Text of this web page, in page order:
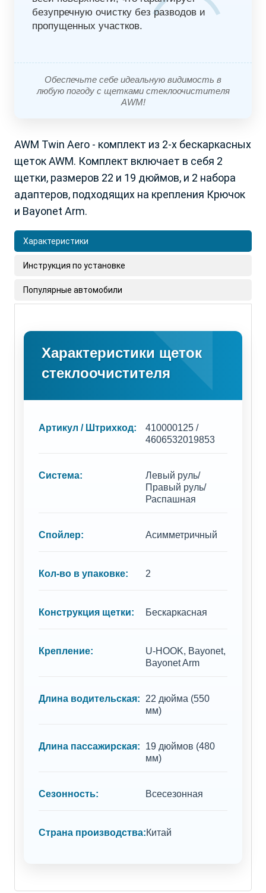
безупречную очистку без разводов и
пропущенных участков.
Обеспечьте себе идеальную видимость в
любую погоду с щетками стеклоочистителя
AWM!
AWM Twin Aero - комплект из 2-х бескаркасных
щеток AWM. Комплект включает в себя 2
щетки, размеров 22 и 19 дюймов, и 2 набора
адаптеров, подходящих на крепления Крючок
и Bayonet Arm.
Характеристики
Инструкция по установке
Популярные автомобили
Характеристики щеток
стеклоочистителя
Артикул / Штрихкод:
410000125 /
4606532019853
Система:
Левый руль/
Правый руль/
Распашная
Спойлер: Асимметричный
Кол-во в упаковке: 2
Конструкция щетки: Бескаркасная
Крепление:
U-HOOK, Bayonet,
Bayonet Arm
Длина водительская:
22 дюйма (550
мм)
Длина пассажирская:
19 дюймов (480
мм)
Сезонность: Всесезонная
Страна производства:Китай
Красноярский край
Курганская обл.
Ленинградская обл
Липецкая обл.
Луганская Народная
Мурманская обл.
Нижегородская обл.
Новосибирская обл.
Омская обл.
Оренбургская обл.
Пензенская обл.
Пермский край
Приморский край
Р. Башкортостан
Р. Кабардино-Балкарская
Тульская обл.
Хабаровский край
Ханты-Мансийский АО
Херсонская обл.
Челябинская обл.
Беларусь
Армения
Азербайджан
Казахстан
Монголия